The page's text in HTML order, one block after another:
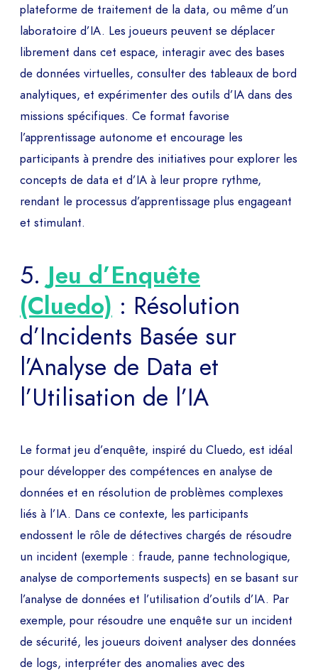
plateforme de traitement de la data, ou même d’un
laboratoire d’IA. Les joueurs peuvent se déplacer
librement dans cet espace, interagir avec des bases
de données virtuelles, consulter des tableaux de bord
analytiques, et expérimenter des outils d’IA dans des
missions spécifiques. Ce format favorise
l’apprentissage autonome et encourage les
participants à prendre des initiatives pour explorer les
concepts de data et d’IA à leur propre rythme,
rendant le processus d’apprentissage plus engageant
et stimulant.
5.Jeu d’Enquête
(Cluedo) : Résolution
d’Incidents Basée sur
l’Analyse de Data et
l’Utilisation de l’IA
Le format jeu d’enquête, inspiré du Cluedo, est idéal
pour développer des compétences en analyse de
données et en résolution de problèmes complexes
liés à l’IA. Dans ce contexte, les participants
endossent le rôle de détectives chargés de résoudre
un incident (exemple : fraude, panne technologique,
analyse de comportements suspects) en se basant sur
l’analyse de données et l’utilisation d’outils d’IA. Par
exemple, pour résoudre une enquête sur un incident
de sécurité, les joueurs doivent analyser des données
de logs, interpréter des anomalies avec des